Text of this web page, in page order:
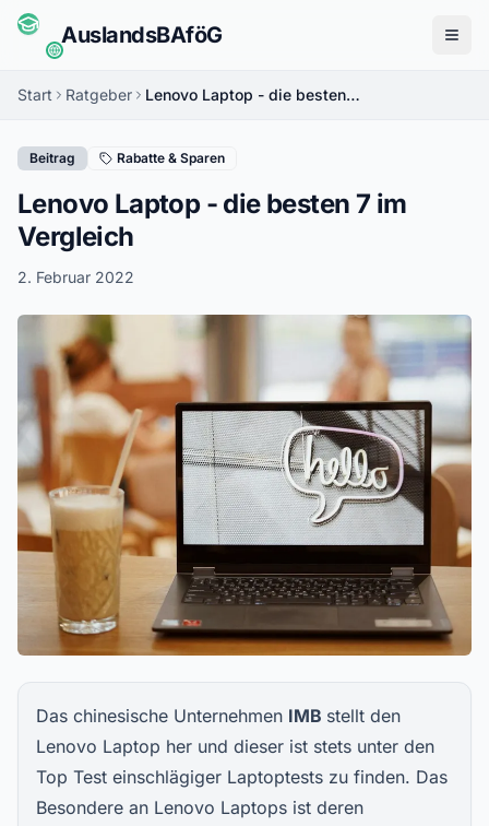
AuslandsBAföG
Start Ratgeber Lenovo Laptop - die besten 7 im Vergleich
Beitrag Rabatte & Sparen
Lenovo Laptop - die besten 7 im
Vergleich
2. Februar 2022
Das chinesische Unternehmen IMB stellt den
Lenovo Laptop her und dieser ist stets unter den
Top Test einschlägiger Laptoptests zu finden. Das
Besondere an Lenovo Laptops ist deren